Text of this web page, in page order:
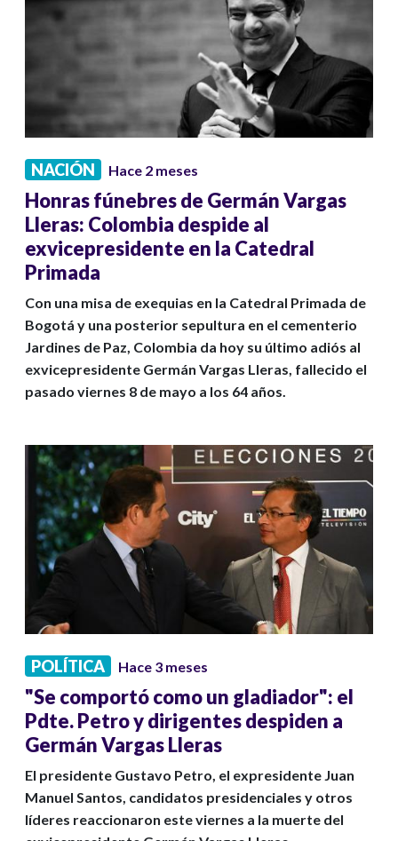
NACIÓN Hace 2 meses
Honras fúnebres de Germán Vargas
Lleras: Colombia despide al
exvicepresidente en la Catedral
Primada
Con una misa de exequias en la Catedral Primada de
Bogotá y una posterior sepultura en el cementerio
Jardines de Paz, Colombia da hoy su último adiós al
exvicepresidente Germán Vargas Lleras, fallecido el
pasado viernes 8 de mayo a los 64 años.
POLÍTICA Hace 3 meses
"Se comportó como un gladiador": el
Pdte. Petro y dirigentes despiden a
Germán Vargas Lleras
El presidente Gustavo Petro, el expresidente Juan
Manuel Santos, candidatos presidenciales y otros
líderes reaccionaron este viernes a la muerte del